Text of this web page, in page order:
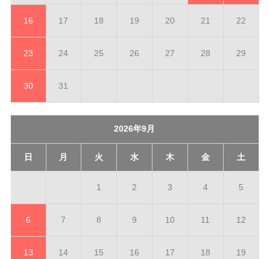
16 17 18 19 20 21 22
23 24 25 26 27 28 29
30 31
2026年9月
日 月 火 水 木 金 土
1 2 3 4 5
6 7 8 9 10 11 12
13 14 15 16 17 18 19